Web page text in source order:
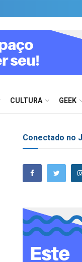
CULTURA GEEK
Conectado no